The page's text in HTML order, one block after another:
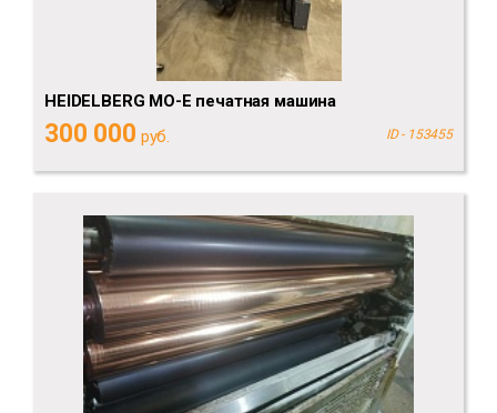
HEIDELBERG MO-E печатная машина
300 000 руб. ID - 153455